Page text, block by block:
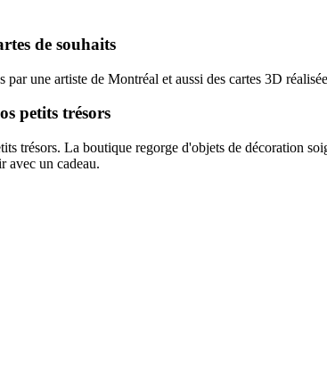
de souhaits
par une artiste de Montréal et aussi des cartes 3D
petits trésors
trésors. La boutique regorge d'objets de décoration
avec un cadeau.